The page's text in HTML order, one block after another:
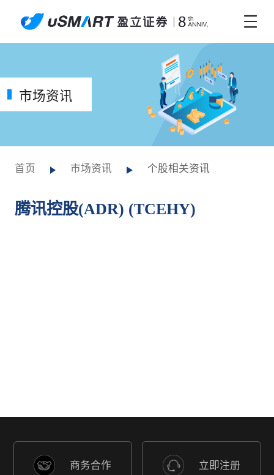
市场资讯
首页 市场资讯 个股相关资讯
腾讯控股(ADR) (TCEHY)
商务合作 立即注册